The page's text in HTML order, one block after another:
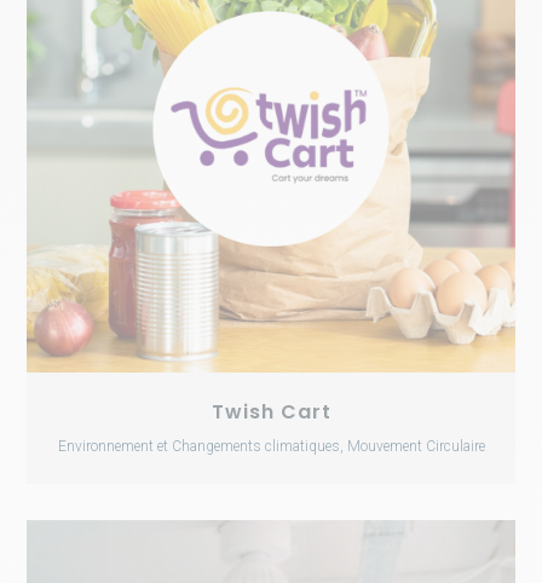
Twish Cart
Environnement et Changements climatiques, Mouvement Circulaire